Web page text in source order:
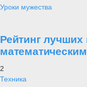
Уроки мужества
Рейтинг лучших
2
Техника